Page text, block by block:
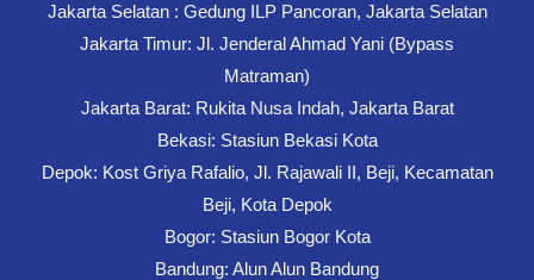
Jakarta Selatan : Gedung ILP Pancoran, Jakarta Selatan
Jakarta Timur: Jl. Jenderal Ahmad Yani (Bypass
Matraman)
Jakarta Barat: Rukita Nusa Indah, Jakarta Barat
Bekasi: Stasiun Bekasi Kota
Depok: Kost Griya Rafalio, Jl. Rajawali II, Beji, Kecamatan
Beji, Kota Depok
Bogor: Stasiun Bogor Kota
Bandung: Alun Alun Bandung